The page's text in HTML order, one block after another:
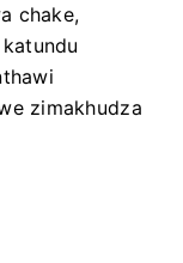
chake,
zimakhudza